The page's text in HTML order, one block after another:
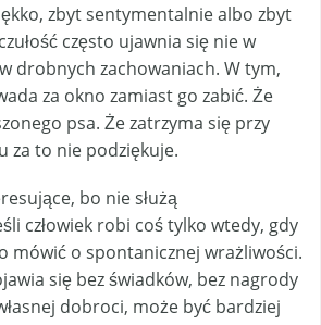
zbyt sentymentalnie albo zbyt
często ujawnia się nie w
drobnych zachowaniach. W tym,
za okno zamiast go zabić. Że
psa. Że zatrzyma się przy
za to nie podziękuje.
bo nie służą
człowiek robi coś tylko wtedy, gdy
mówić o spontanicznej wrażliwości.
się bez świadków, bez nagrody
dobroci, może być bardziej